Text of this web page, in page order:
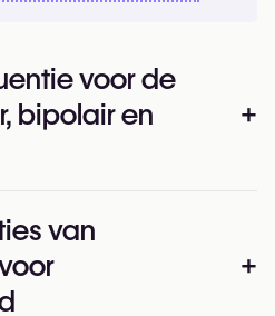
voor de
bipolair en
+
gebruikt een actieve
behandelde gebied en
van
+